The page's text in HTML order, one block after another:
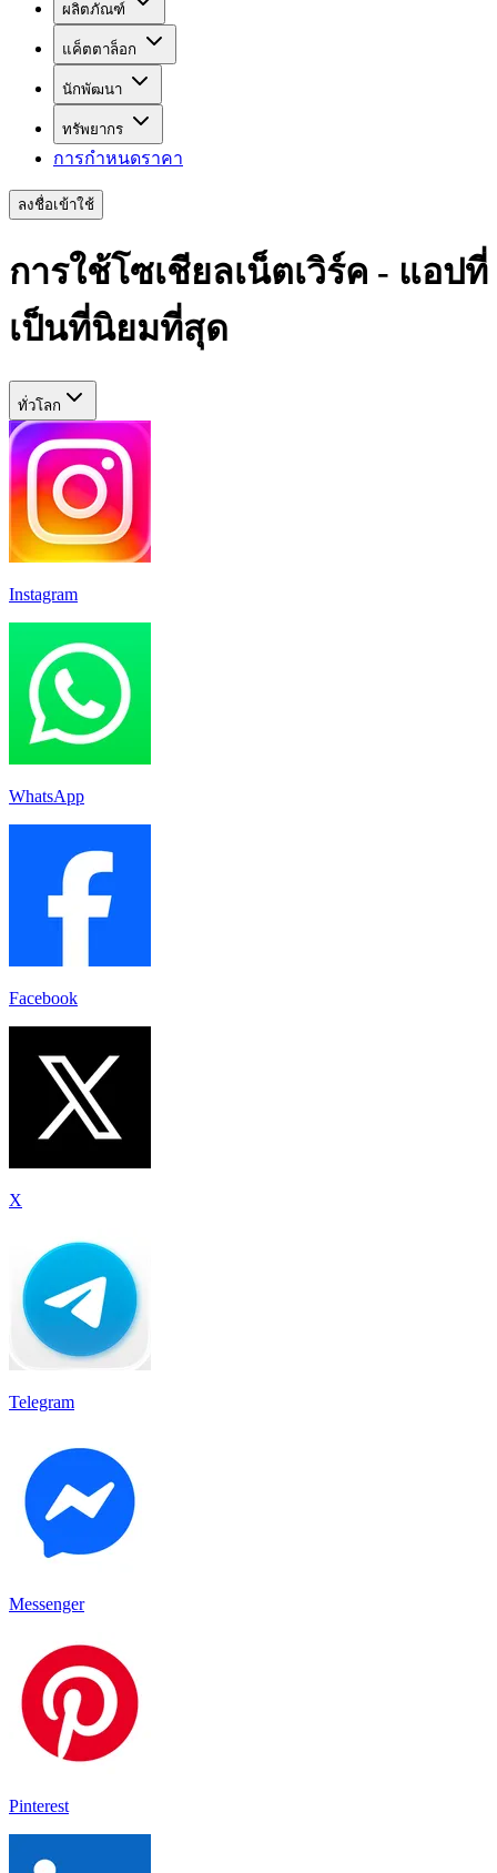
ผลิตภัณฑ์
แค็ตตาล็อก
นักพัฒนา
ทรัพยากร
การกำหนดราคา
ลงชื่อเข้าใช้
การใช้โซเชียลเน็ตเวิร์ค - แอปที่
เป็นที่นิยมที่สุด
ทั่วโลก
Instagram
WhatsApp
Facebook
X
Telegram
Messenger
Pinterest